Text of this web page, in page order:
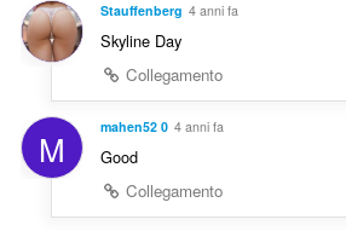
Stauffenberg 4 anni fa
Skyline Day
Collegamento
M mahen52 0 4 anni fa
Good
Collegamento